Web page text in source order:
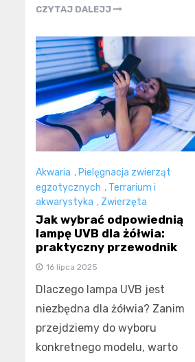
CZYTAJ DALEJJ
Akwaria ,Pielęgnacja zwierząt
egzotycznych , Terrarium i
akwarystyka , Zwierzęta
Jak wybrać odpowiednią
lampę UVB dla żółwia:
praktyczny przewodnik
16 lipca 2025
Dlaczego lampa UVB jest
niezbędna dla żółwia? Zanim
przejdziemy do wyboru
konkretnego modelu, warto